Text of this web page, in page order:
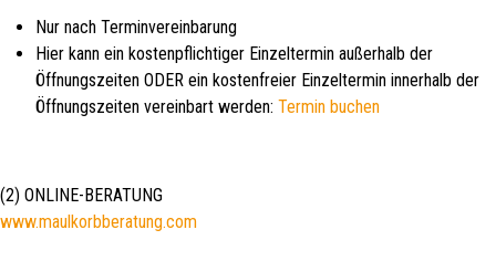
Nur nach Terminvereinbarung
Hier kann ein kostenpflichtiger Einzeltermin außerhalb der
Öffnungszeiten ODER ein kostenfreier Einzeltermin innerhalb der
Öffnungszeiten vereinbart werden: Termin buchen
(2) ONLINE-BERATUNG
www.maulkorbberatung.com